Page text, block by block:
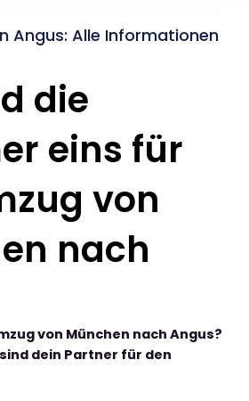
Angus: Alle Informationen
die
eins für
von
nach
von München nach Angus?
dein Partner für den